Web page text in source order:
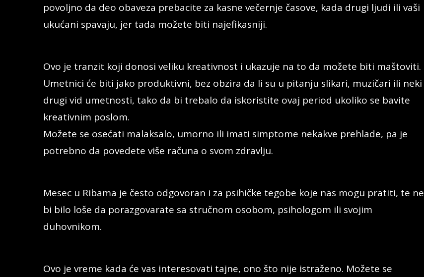
povoljno da deo obaveza prebacite za kasne večernje časove, kada drugi ljudi ili vaši
ukućani spavaju, jer tada možete biti najefikasniji.
Ovo je tranzit koji donosi veliku kreativnost i ukazuje na to da možete biti maštoviti.
Umetnici će biti jako produktivni, bez obzira da li su u pitanju slikari, muzičari ili neki
drugi vid umetnosti, tako da bi trebalo da iskoristite ovaj period ukoliko se bavite
kreativnim poslom.
Možete se osećati malaksalo, umorno ili imati simptome nekakve prehlade, pa je
potrebno da povedete više računa o svom zdravlju.
Mesec u Ribama je često odgovoran i za psihičke tegobe koje nas mogu pratiti, te ne
bi bilo loše da porazgovarate sa stručnom osobom, psihologom ili svojim
duhovnikom.
Ovo je vreme kada će vas interesovati tajne, ono što nije istraženo. Možete se